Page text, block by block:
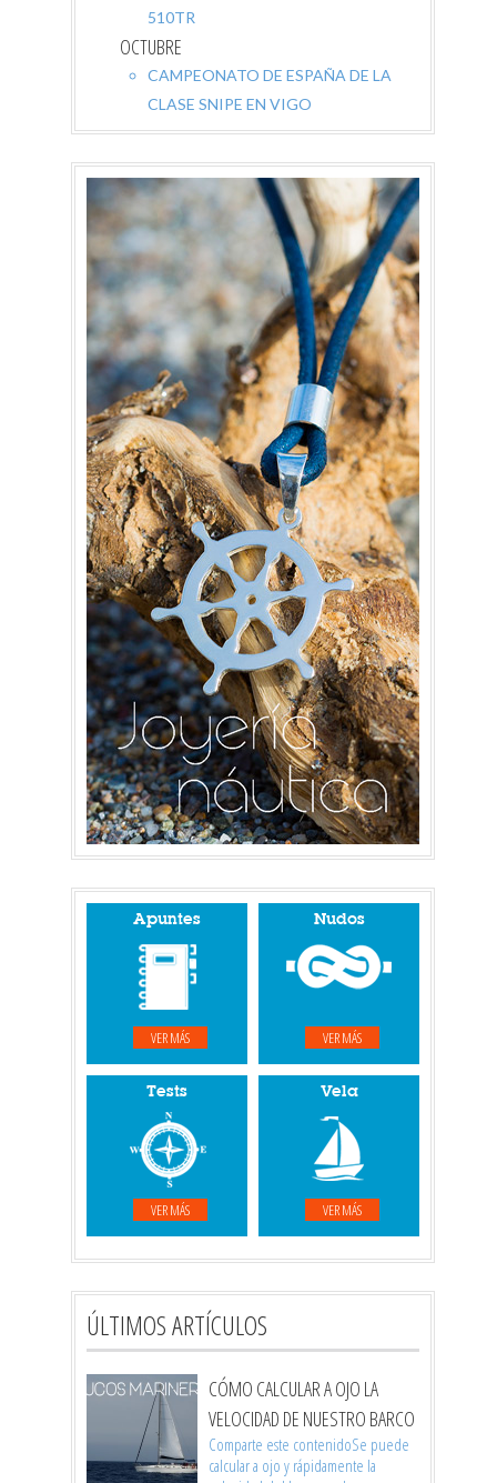
510TR
OCTUBRE
CAMPEONATO DE ESPAÑA DE LA
CLASE SNIPE EN VIGO
Apuntes
VER MÁS
Nudos
VER MÁS
Tests
VER MÁS
Vela
VER MÁS
ÚLTIMOS ARTÍCULOS
CÓMO CALCULAR A OJO LA
VELOCIDAD DE NUESTRO BARCO
Comparte este contenidoSe puede
calcular a ojo y rápidamente la